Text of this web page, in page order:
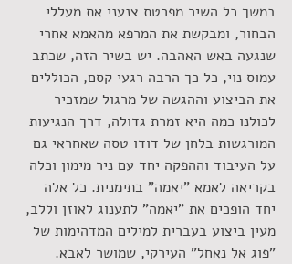
במשך כל השיר מפרטת צנעני את מעללי
הבחור, ומבקשת את המרפא מהאמא אחרי
שנגעה באש האהבה. יש בשיר הזה, שכתב
עמוס נוי, כל כך הרבה רגעי קסם, הכוללים
את הביצוע וההגשה של מרגול שמזכיר
לכולנו כמה היא זמרת גדולה, דרך הנגיעות
המורגשות בלחן של דודו טסה שאחראי גם
על העיבוד וההפקה יחד עם ניר מימון וכלה
בקריאה לאמא "יאמה" בתימנית. כל אלה
יחד הופכים את "יאמה" לתענוג לאוזן וללב,
מעין ביצוע בעברית למילים המדהימות של
"פוג אל נאחל" העירקי, שמושר לאבא.